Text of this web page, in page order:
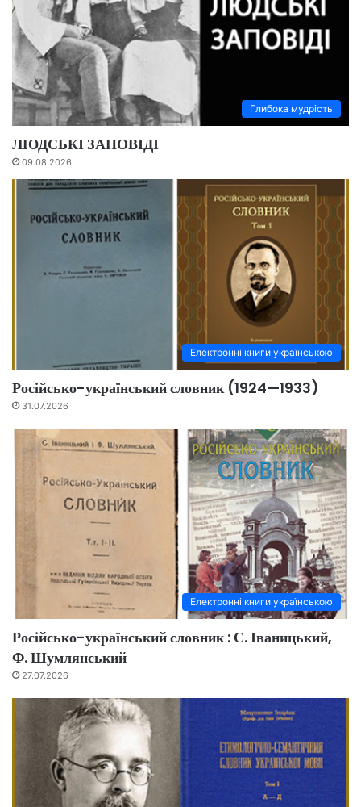
Глибока мудрість
ЛЮДСЬКІ ЗАПОВІДІ
09.08.2026
Електронні книги українською
Російсько-український словник (1924—1933)
31.07.2026
Електронні книги українською
Російсько-український словник : С. Іваницький,
Ф. Шумлянський
27.07.2026